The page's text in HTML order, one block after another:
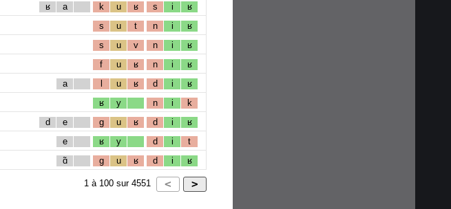
ʁ a k u ʁ s i ʁ
s u t n i ʁ
s u v n i ʁ
f u ʁ n i ʁ
a l u ʁ d i ʁ
ʁ y n i k
d e g u ʁ d i ʁ
e ʁ y d i t
ɑ̃ g u ʁ d i ʁ
1 à 100 sur 4551